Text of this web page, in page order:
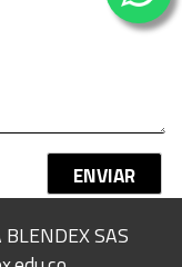
SAS
ENVIAR